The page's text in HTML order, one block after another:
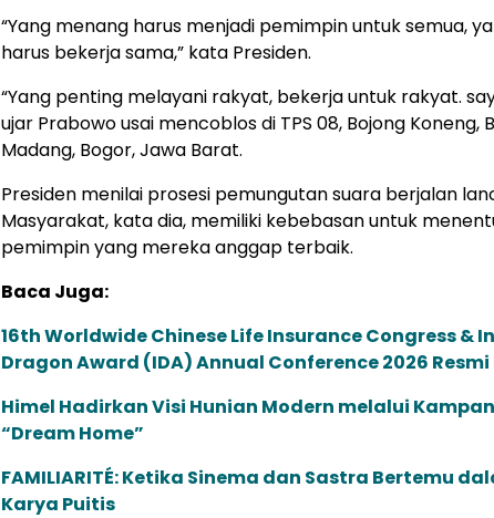
“Yang menang harus menjadi pemimpin untuk semua,
harus bekerja sama,” kata Presiden.
“Yang penting melayani rakyat, bekerja untuk rakyat.
ujar Prabowo usai mencoblos di TPS 08, Bojong Koneng,
Madang, Bogor, Jawa Barat.
Presiden menilai prosesi pemungutan suara berjalan
Masyarakat, kata dia, memiliki kebebasan untuk
pemimpin yang mereka anggap terbaik.
Baca Juga:
16th Worldwide Chinese Life Insurance Congress &
Dragon Award (IDA) Annual Conference 2026
Himel Hadirkan Visi Hunian Modern melalui
“Dream Home”
FAMILIARITÉ: Ketika Sinema dan Sastra Bertemu
Karya Puitis